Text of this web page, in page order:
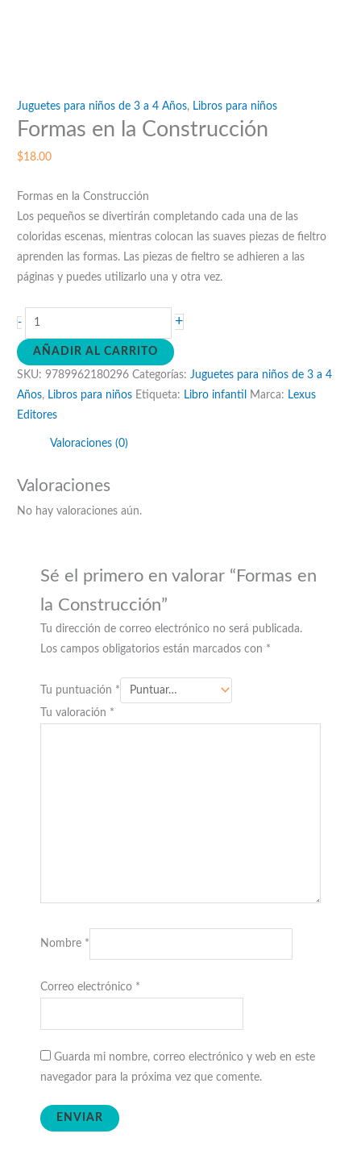
Juguetes para niños de 3 a 4 Años, Libros para niños
Formas en la Construcción
$18.00
Formas en la Construcción
Los pequeños se divertirán completando cada una de las
coloridas escenas, mientras colocan las suaves piezas de fieltro
aprenden las formas. Las piezas de fieltro se adhieren a las
páginas y puedes utilizarlo una y otra vez.
-
Formas
en
Construcción
cantidad
+
AÑADIR AL CARRITO
SKU:9789962180296 Categorías:Juguetes para niños de 3 a 4
Años, Libros para niños Etiqueta: Libro infantil Marca: Lexus
Editores
Valoraciones (0)
Valoraciones
No hay valoraciones aún.
Sé el primero en valorar “Formas en
la Construcción”
Tu dirección de correo electrónico no será publicada.
Los campos obligatorios están marcados con *
Tu puntuación *
Tu valoración *
Nombre *
Correo electrónico *
Guarda mi nombre, correo electrónico y web en este
navegador para la próxima vez que comente.